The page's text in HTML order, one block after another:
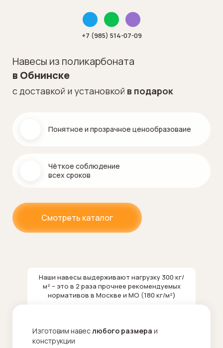
+7 (985) 514-07-09
Навесы из поликарбоната
в Обнинске
с доставкой и установкой в подарок
Понятное и прозрачное ценообразоваие
Чёткое соблюдение
всех сроков
Смотреть каталог
Наши навесы выдерживают нагрузку 300 кг/
м² – это в 2 раза прочнее рекомендуемых
нормативов в Москве и МО (180 кг/м²)
Изготовим навеслюбого размера и
конструкции